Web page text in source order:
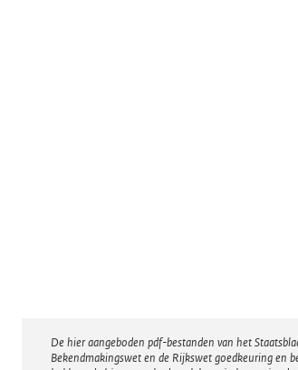
Disclaimer
De hier aangeboden pdf-bestanden van het
Bekendmakingswet en de Rijkswet goedkeuring en